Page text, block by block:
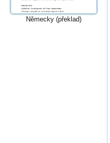
Německy (překlad)